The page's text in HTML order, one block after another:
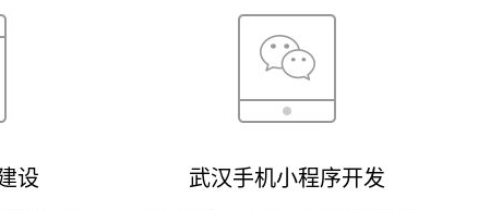
设 武汉手机小程序开发
的公司名称 名字